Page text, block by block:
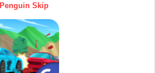
Penguin Skip